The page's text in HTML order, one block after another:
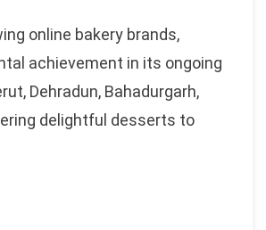
online bakery brands,
achievement in its ongoing
Dehradun, Bahadurgarh,
delightful desserts to